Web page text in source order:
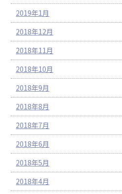
2019年1月
2018年12月
2018年11月
2018年10月
2018年9月
2018年8月
2018年7月
2018年6月
2018年5月
2018年4月